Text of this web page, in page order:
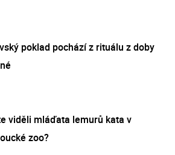
poklad pochází z rituálu z doby
viděli mláďata lemurů kata v
zoo?